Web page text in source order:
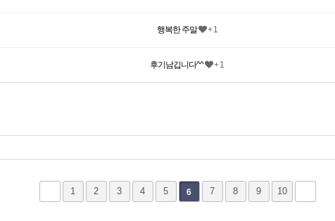
행복한 주말 + 1
후기남깁니다^^ + 1
1 2 3 4 5 6 7 8 9 10